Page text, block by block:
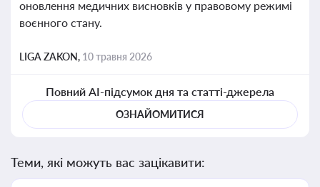
оновлення медичних висновків у правовому режимі
воєнного стану.
LIGA ZAKON, 10 травня 2026
Повний AI-підсумок дня та статті-джерела
ОЗНАЙОМИТИСЯ
Теми, які можуть вас зацікавити: